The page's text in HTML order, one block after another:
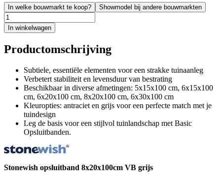
In welke bouwmarkt te koop? Showmodel bij andere bouwmarkten
In winkelwagen
Productomschrijving
Subtiele, essentiële elementen voor een strakke tuinaanleg
Verbetert stabiliteit en levensduur van bestrating
Beschikbaar in diverse afmetingen: 5x15x100 cm, 6x15x100
cm, 6x20x100 cm, 8x20x100 cm, 6x30x100 cm
Kleuropties: antraciet en grijs voor een perfecte match met je
tuindesign
Leg de basis voor een stijlvol tuinlandschap met Basic
Opsluitbanden.
Stonewish opsluitband 8x20x100cm VB grijs